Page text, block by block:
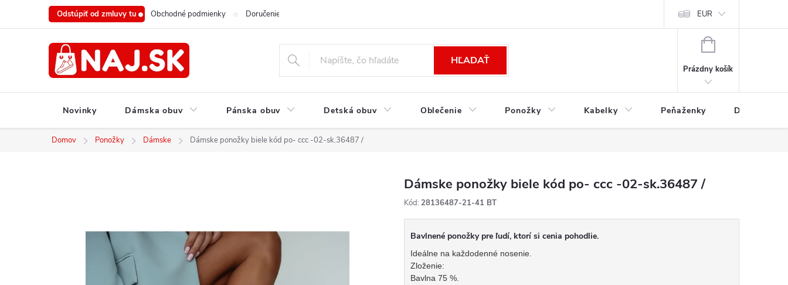
Odstúpiť od zmluvy tu Obchodné podmienky Doručenie a platba Podmienky ochrany osobných údajov
EUR
HĽADAŤ
NÁKUPNÝ
Prázdny košík
Novinky Dámska obuv Pánska obuv Detská obuv Oblečenie Ponožky Kabelky Peňaženky Drogéria
Domov Ponožky Dámske Dámske ponožky biele kód po- ccc -02-sk.36487 /
Dámske ponožky biele kód po- ccc -02-sk.36487 /
Kód: 28136487-21-41 BT
Bavlnené ponožky pre ľudí, ktorí si cenia pohodlie.
Ideálne na každodenné nosenie.
Zloženie:
Bavlna 75 %.